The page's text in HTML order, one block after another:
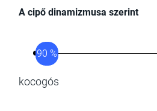
A cipő dinamizmusa szerint
90 %
kocogós